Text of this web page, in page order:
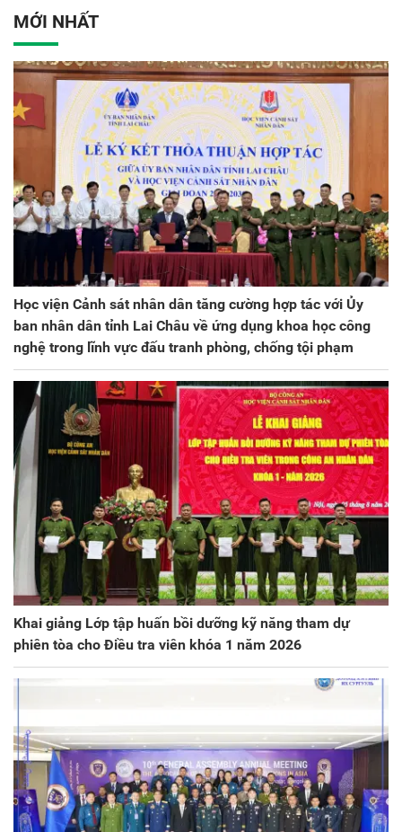
MỚI NHẤT
Học viện Cảnh sát nhân dân tăng cường hợp tác với Ủy
ban nhân dân tỉnh Lai Châu về ứng dụng khoa học công
nghệ trong lĩnh vực đấu tranh phòng, chống tội phạm
Khai giảng Lớp tập huấn bồi dưỡng kỹ năng tham dự
phiên tòa cho Điều tra viên khóa 1 năm 2026